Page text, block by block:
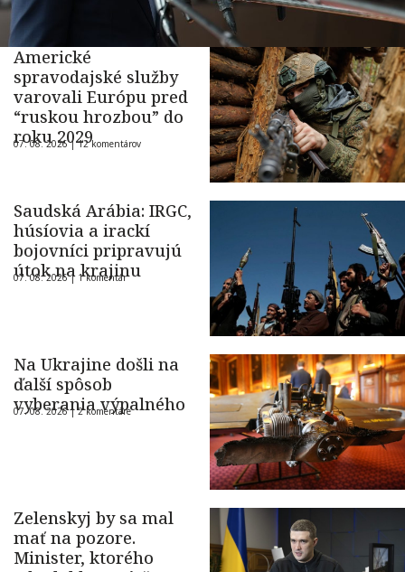
Americké
spravodajské služby
varovali Európu pred
“ruskou hrozbou” do
roku 2029
07. 08. 2026 |12 komentárov
Saudská Arábia: IRGC,
húsíovia a irackí
bojovníci pripravujú
útok na krajinu
07. 08. 2026 | 1 komentár
Na Ukrajine došli na
ďalší spôsob
vyberania výpalného
07. 08. 2026 |2 komentáre
Zelenskyj by sa mal
mať na pozore.
Minister, ktorého